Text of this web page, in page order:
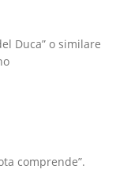
Duca” o similare
comprende”.